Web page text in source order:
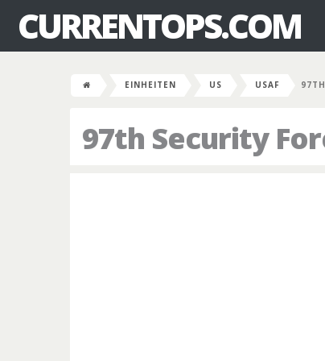
CURRENTOPS.COM
EINHEITEN US USAF
97th Security